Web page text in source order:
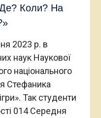
Коли? На
2023 р. в
наук Наукової
національного
Стефаника
Так студенти
014 Середня